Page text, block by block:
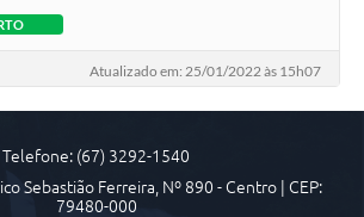
Atualizado em: 25/01/2022 às 15h07
Telefone: (67) 3292-1540
Sebastião Ferreira, Nº 890 - Centro | CEP:
79480-000